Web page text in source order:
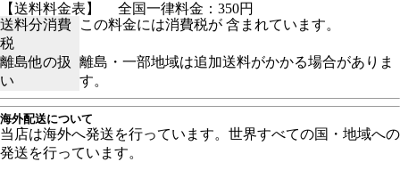
【送料料金表】
全国一律料金：350円
送料分消費
税
この料金には消費税が 含まれています。
離島他の扱
い
離島・一部地域は追加送料がかかる場合がありま
す。
海外配送について
当店は海外へ発送を行っています。世界すべての国・地域への
発送を行っています。